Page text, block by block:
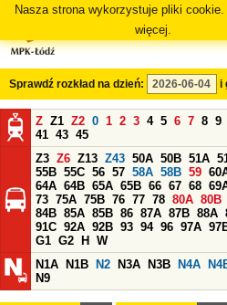
Nasza strona wykorzystuje pliki
więcej.
Sprawdź rozkład na dzień: i
Z Z1 Z2 0 1 2 3 4 5 6 7 8 9
41 43 45
Z3 Z6 Z13 Z43 50A 50B 51A
55B 55C 56 57 58A 58B 59
64A 64B 65A 65B 66 67 68
73 75A 75B 76 77 78 80A 80B
84B 85A 85B 86 87A 87B 88A
91C 92A 92B 93 94 96 97A
G1 G2 H
W
N1A
N1B N2 N3A N3B N4A
N9